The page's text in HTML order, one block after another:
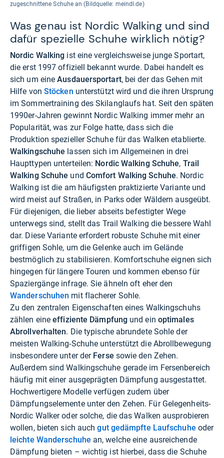
zugeschnittene Schuhe an (Bildquelle: meindl.de)
Was genau ist Nordic Walking und sind
dafür spezielle Schuhe wirklich nötig?
Nordic Walking ist eine vergleichsweise junge Sportart,
die erst 1997 offiziell bekannt wurde. Dabei handelt es
sich um eineAusdauersportart, bei der das Gehen mit
Hilfe von Stöcken unterstützt wird und die ihren Ursprung
im Sommertraining des Skilanglaufs hat. Seit den späten
1990er-Jahren gewinnt Nordic Walking immer mehr an
Popularität, was zur Folge hatte, dass sich die
Produktion spezieller Schuhe für das Walken etablierte.
Walkingschuhe lassen sich im Allgemeinen in drei
Haupttypen unterteilen: Nordic Walking Schuhe, Trail
Walking Schuhe und Comfort Walking Schuhe. Nordic
Walking ist die am häufigsten praktizierte Variante und
wird meist auf Straßen, in Parks oder Wäldern ausgeübt.
Für diejenigen, die lieber abseits befestigter Wege
unterwegs sind, stellt das Trail Walking die bessere Wahl
dar. Diese Variante erfordert robuste Schuhe mit einer
griffigen Sohle, um die Gelenke auch im Gelände
bestmöglich zu stabilisieren. Komfortschuhe eignen sich
hingegen für längere Touren und kommen ebenso für
Spaziergänge infrage. Sie ähneln oft eher den
Wanderschuhen mit flacherer Sohle.
Zu den zentralen Eigenschaften eines Walkingschuhs
zählen eineeffiziente Dämpfung und ein optimales
Abrollverhalten. Die typische abrundete Sohle der
meisten Walking-Schuhe unterstützt die Abrollbewegung
insbesondere unter der Ferse sowie den Zehen.
Außerdem sind Walkingschuhe gerade im Fersenbereich
häufig mit einer ausgeprägten Dämpfung ausgestattet.
Hochwertigere Modelle verfügen zudem über
Dämpfungselemente unter den Zehen. Für Gelegenheits-
Nordic Walker oder solche, die das Walken ausprobieren
wollen, bieten sich auchgut gedämpfte Laufschuhe oder
leichte Wanderschuhe an, welche eine ausreichende
Dämpfung bieten – wichtig ist hierbei, dass die Schuhe